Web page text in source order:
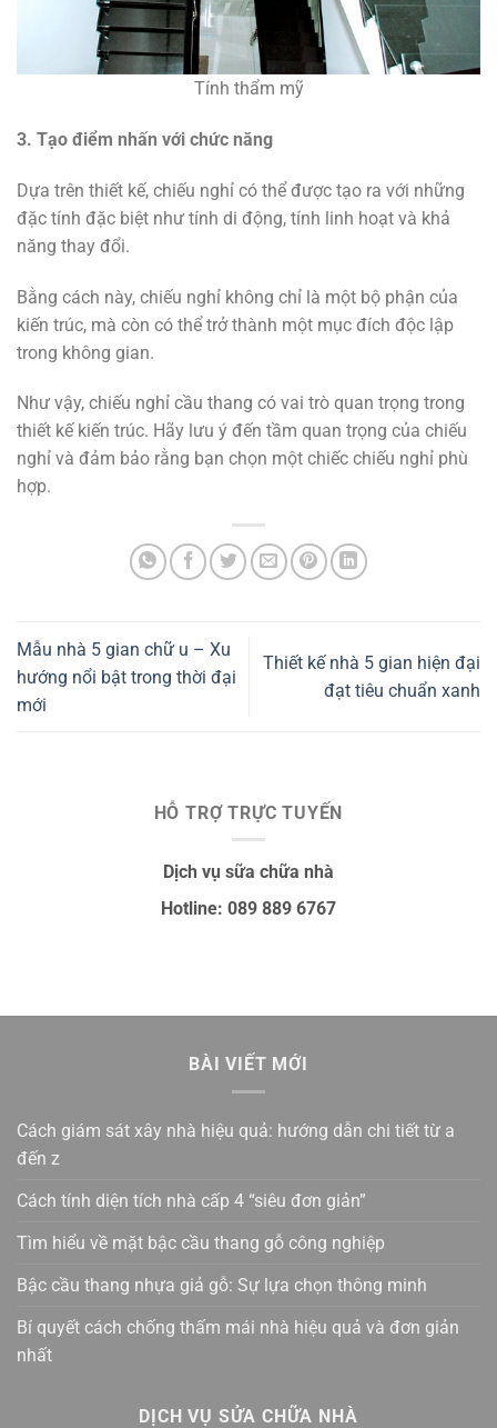
Tính thẩm mỹ
3. Tạo điểm nhấn với chức năng
Dựa trên thiết kế, chiếu nghỉ có thể được tạo ra với những
đặc tính đặc biệt như tính di động, tính linh hoạt và khả
năng thay đổi.
Bằng cách này, chiếu nghỉ không chỉ là một bộ phận của
kiến trúc, mà còn có thể trở thành một mục đích độc lập
trong không gian.
Như vậy, chiếu nghỉ cầu thang có vai trò quan trọng trong
thiết kế kiến trúc. Hãy lưu ý đến tầm quan trọng của chiếu
nghỉ và đảm bảo rằng bạn chọn một chiếc chiếu nghỉ phù
hợp.
Mẫu nhà 5 gian chữ u – Xu
hướng nổi bật trong thời đại
mới
Thiết kế nhà 5 gian hiện đại
đạt tiêu chuẩn xanh
HỖ TRỢ TRỰC TUYẾN
Dịch vụ sữa chữa nhà
Hotline: 089 889 6767
BÀI VIẾT MỚI
Cách giám sát xây nhà hiệu quả: hướng dẫn chi tiết từ a
đến z
Cách tính diện tích nhà cấp 4 “siêu đơn giản”
Tìm hiểu về mặt bậc cầu thang gỗ công nghiệp
Bậc cầu thang nhựa giả gỗ: Sự lựa chọn thông minh
Bí quyết cách chống thấm mái nhà hiệu quả và đơn giản
nhất
DỊCH VỤ SỬA CHỮA NHÀ